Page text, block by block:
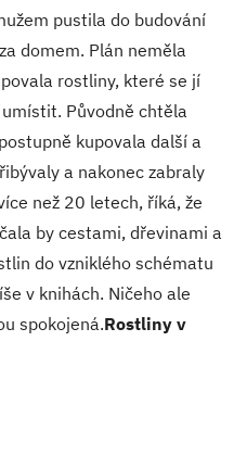
pustila do budování
domem. Plán neměla
rostliny, které se jí
Původně chtěla
kupovala další a
a nakonec zabraly
než 20 letech, říká, že
by cestami, dřevinami a
do vzniklého schématu
v knihách. Ničeho ale
spokojená.Rostliny v